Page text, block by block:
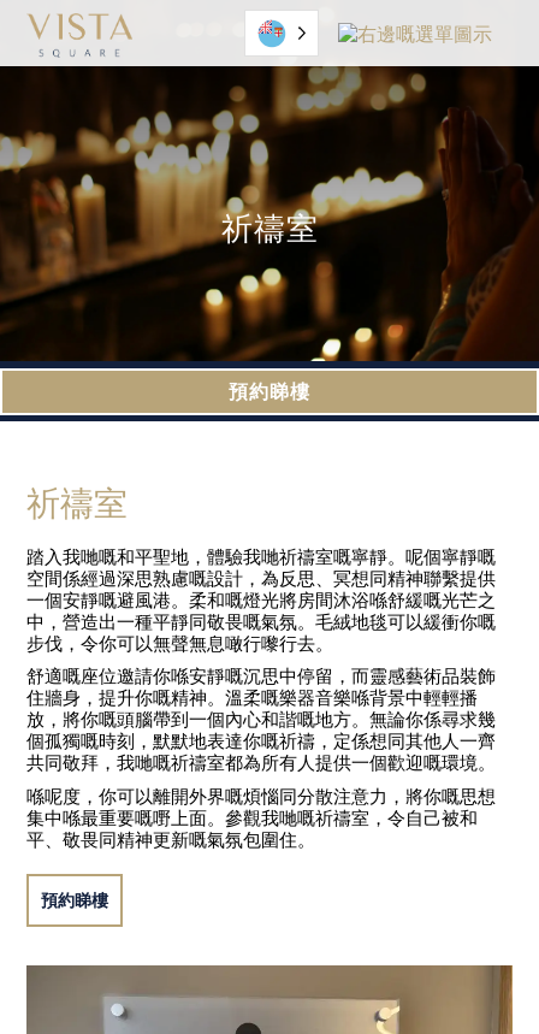
祈禱室
預約睇樓
祈禱室
踏入我哋嘅和平聖地，體驗我哋祈禱室嘅寧靜。呢個寧靜嘅
空間係經過深思熟慮嘅設計，為反思、冥想同精神聯繫提供
一個安靜嘅避風港。柔和嘅燈光將房間沐浴喺舒緩嘅光芒之
中，營造出一種平靜同敬畏嘅氣氛。毛絨地毯可以緩衝你嘅
步伐，令你可以無聲無息噉行嚟行去。
舒適嘅座位邀請你喺安靜嘅沉思中停留，而靈感藝術品裝飾
住牆身，提升你嘅精神。溫柔嘅樂器音樂喺背景中輕輕播
放，將你嘅頭腦帶到一個內心和諧嘅地方。無論你係尋求幾
個孤獨嘅時刻，默默地表達你嘅祈禱，定係想同其他人一齊
共同敬拜，我哋嘅祈禱室都為所有人提供一個歡迎嘅環境。
喺呢度，你可以離開外界嘅煩惱同分散注意力，將你嘅思想
集中喺最重要嘅嘢上面。參觀我哋嘅祈禱室，令自己被和
平、敬畏同精神更新嘅氣氛包圍住。
預約睇樓